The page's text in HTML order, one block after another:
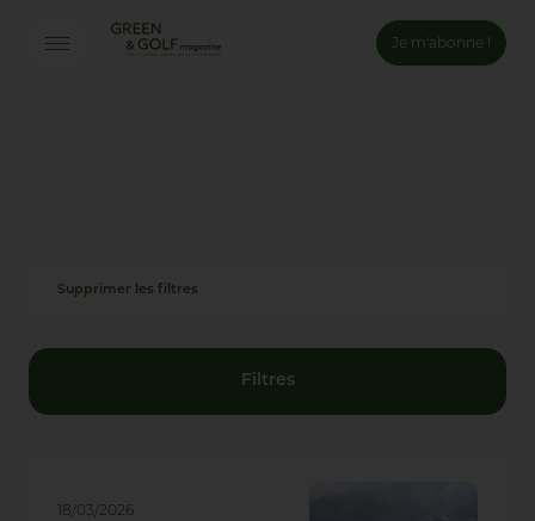
Je m'abonne !
Supprimer les filtres
Filtres
18/03/2026